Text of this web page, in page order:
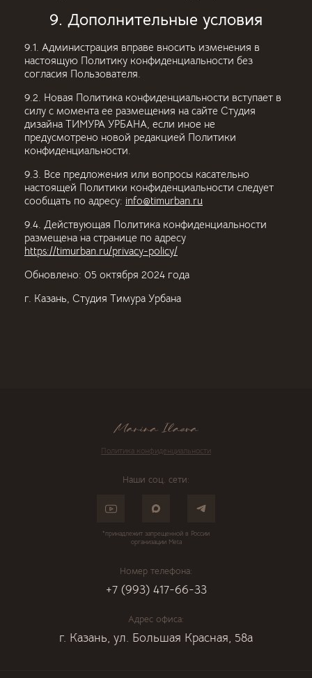
9. Дополнительные условия
9.1. Администрация вправе вносить изменения в
настоящую Политику конфиденциальности без
согласия Пользователя.
9.2. Новая Политика конфиденциальности вступает в
силу с момента ее размещения на сайте Студия
дизайна ТИМУРА УРБАНА, если иное не
предусмотрено новой редакцией Политики
конфиденциальности.
9.3. Все предложения или вопросы касательно
настоящей Политики конфиденциальности следует
сообщать по адресу: info@timurban.ru
9.4. Действующая Политика конфиденциальности
размещена на странице по адресу
https://timurban.ru/privacy-policy/
Обновлено: 05 октября 2024 года
г. Казань, Студия Тимура Урбана
Политика конфиденциальности
Наши соц. сети:
*принадлежит запрещенной в России
организации Meta
Номер телефона:
+7 (993) 417-66-33
Адрес офиса:
г. Казань, ул. Большая Красная, 58а